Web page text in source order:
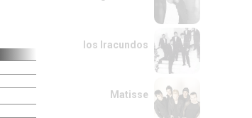
los Iracundos
Matisse